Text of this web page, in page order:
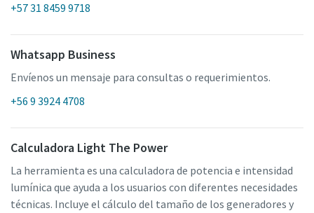
+57 31 8459 9718
Whatsapp Business
Envíenos un mensaje para consultas o requerimientos.
+56 9 3924 4708
Calculadora Light The Power
La herramienta es una calculadora de potencia e intensidad
lumínica que ayuda a los usuarios con diferentes necesidades
técnicas. Incluye el cálculo del tamaño de los generadores y